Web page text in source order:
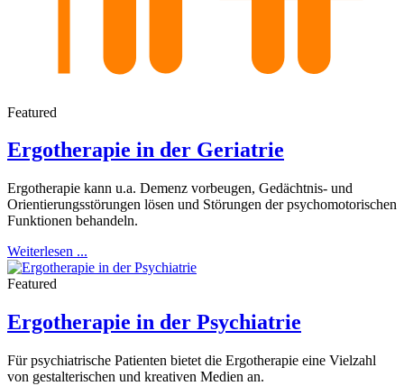
Featured
Ergotherapie in der Geriatrie
Ergotherapie kann u.a. Demenz vorbeugen, Gedächtnis- und
Orientierungsstörungen lösen und Störungen der psychomotorischen
Funktionen behandeln.
Weiterlesen ...
Featured
Ergotherapie in der Psychiatrie
Für psychiatrische Patienten bietet die Ergotherapie eine Vielzahl
von gestalterischen und kreativen Medien an.